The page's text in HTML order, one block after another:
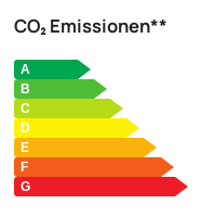
CO₂ Emissionen**